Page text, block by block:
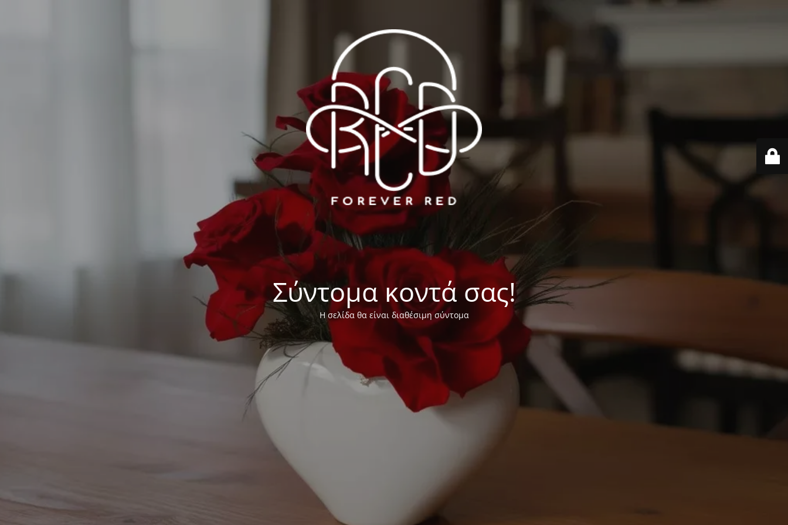
Σύντομα κοντά σας!
Η σελίδα θα είναι διαθέσιμη σύντομα